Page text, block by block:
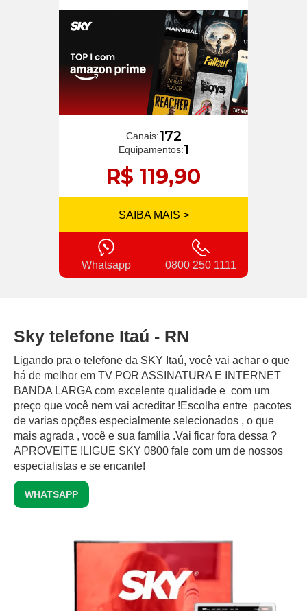
Canais:172
Equipamentos:1
R$ 119,90
SAIBA MAIS >
Whatsapp 0800 250 1111
Sky telefone Itaú - RN
Ligando pra o telefone da SKY Itaú, você vai achar o que
há de melhor em TV POR ASSINATURA E INTERNET
BANDA LARGA com excelente qualidade e com um
preço que você nem vai acreditar !Escolha entre pacotes
de varias opções especialmente selecionados , o que
mais agrada , você e sua família .Vai ficar fora dessa ?
APROVEITE !LIGUE SKY 0800 fale com um de nossos
especialistas e se encante!
WHATSAPP